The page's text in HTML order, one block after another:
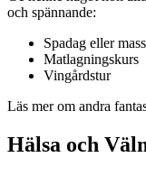
och spännande:
Spadag eller
Matlagningskurs
Vingårdstur
Läs mer om andra
Hälsa och